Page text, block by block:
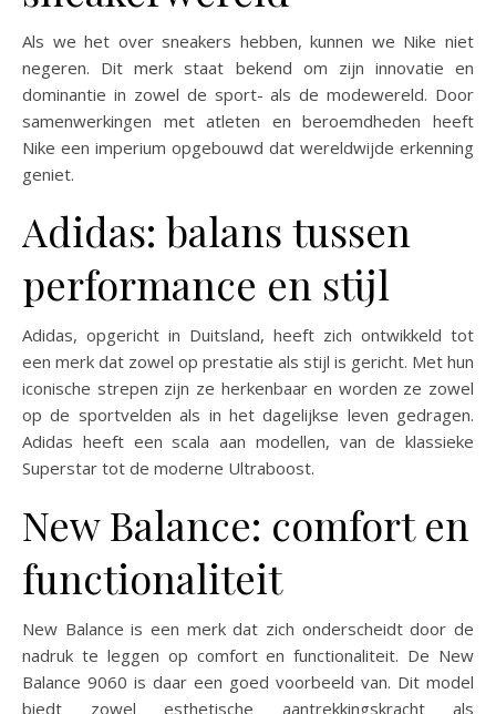
Als we het over sneakers hebben, kunnen we Nike niet
negeren. Dit merk staat bekend om zijn innovatie en
dominantie in zowel de sport- als de modewereld. Door
samenwerkingen met atleten en beroemdheden heeft
Nike een imperium opgebouwd dat wereldwijde erkenning
geniet.
Adidas: balans tussen
performance en stijl
Adidas, opgericht in Duitsland, heeft zich ontwikkeld tot
een merk dat zowel op prestatie als stijl is gericht. Met hun
iconische strepen zijn ze herkenbaar en worden ze zowel
op de sportvelden als in het dagelijkse leven gedragen.
Adidas heeft een scala aan modellen, van de klassieke
Superstar tot de moderne Ultraboost.
New Balance: comfort en
functionaliteit
New Balance is een merk dat zich onderscheidt door de
nadruk te leggen op comfort en functionaliteit. De New
Balance 9060 is daar een goed voorbeeld van. Dit model
biedt zowel esthetische aantrekkingskracht als